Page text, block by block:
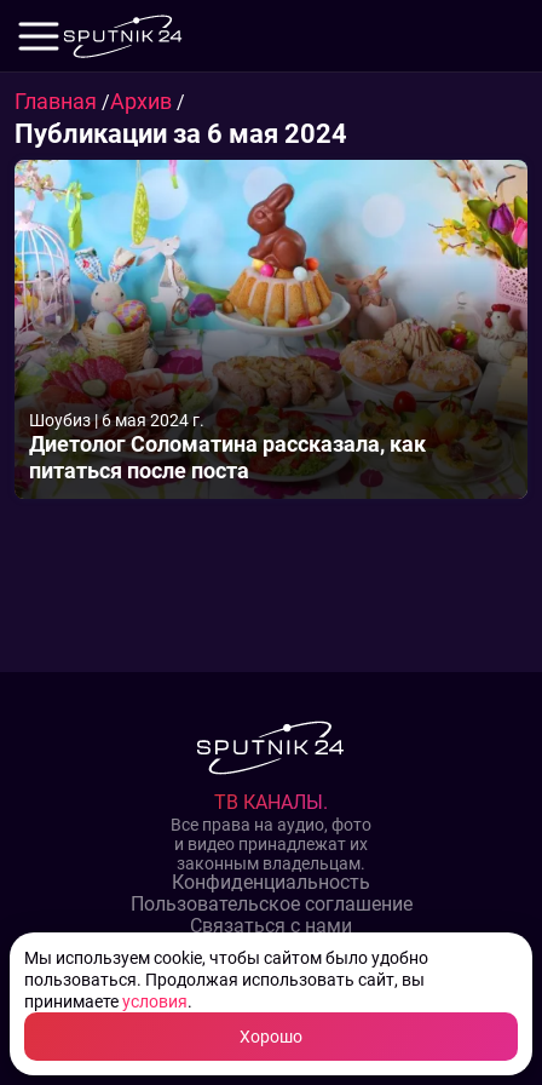
Мы используем cookie, чтобы сайтом было удобно
пользоваться. Продолжая использовать сайт, вы
принимаетеусловия.
Хорошо
Главная /Архив /
Публикации за 6 мая 2024
Шоубиз|6 мая 2024 г.
Диетолог Соломатина рассказала, как
питаться после поста
ТВ КАНАЛЫ.
Все права на аудио, фото
и видео принадлежат их
законным владельцам.
Конфиденциальность
Пользовательское соглашение
Связаться с нами
Наша пресс служба
Контакты редакции
Авторы
Архив